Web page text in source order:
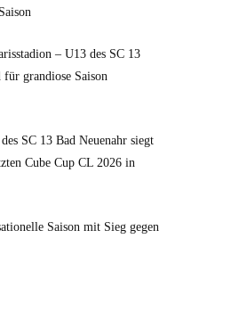
– U13 des SC 13
grandiose Saison
SC 13 Bad Neuenahr siegt
Cube Cup CL 2026 in
Saison mit Sieg gegen